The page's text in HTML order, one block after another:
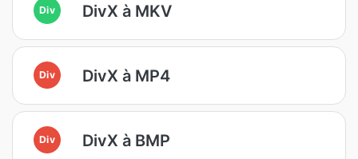
Div DivX à MKV
Div DivX à MP4
Div DivX à BMP